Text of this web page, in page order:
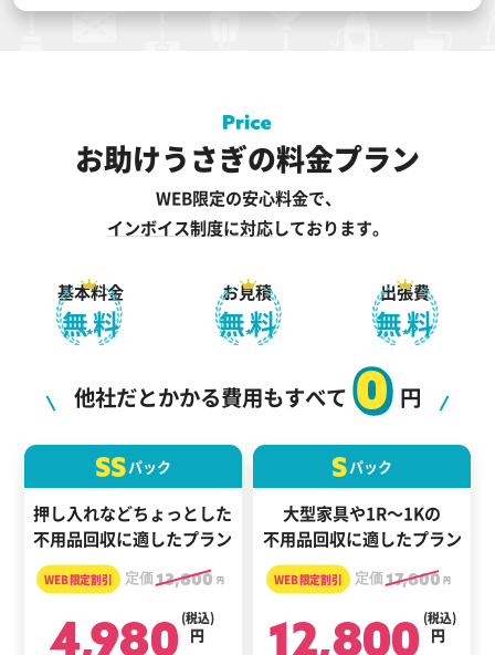
お助けうさぎの料金プラン
WEB限定の安心料金で、
インボイス制度に対応しております。
基本料金
無料
お見積
無料
出張費
無料
他社だとかかる費用もすべて
0
円
SSパック
押し入れなどちょっとした
不用品回収に適したプラン
定価13,800 円
4,980 円
(税込)
Sパック
大型家具や1R～1Kの
不用品回収に適したプラン
定価17,800 円
12,800 円
(税込)